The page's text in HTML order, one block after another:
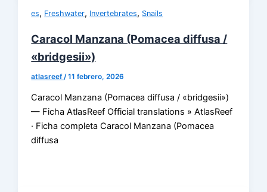
es, Freshwater, Invertebrates, Snails
Caracol Manzana (Pomacea diffusa /
«bridgesii»)
atlasreef /11 febrero, 2026
Caracol Manzana (Pomacea diffusa / «bridgesii»)
— Ficha AtlasReef Official translations » AtlasReef
· Ficha completa Caracol Manzana (Pomacea
diffusa